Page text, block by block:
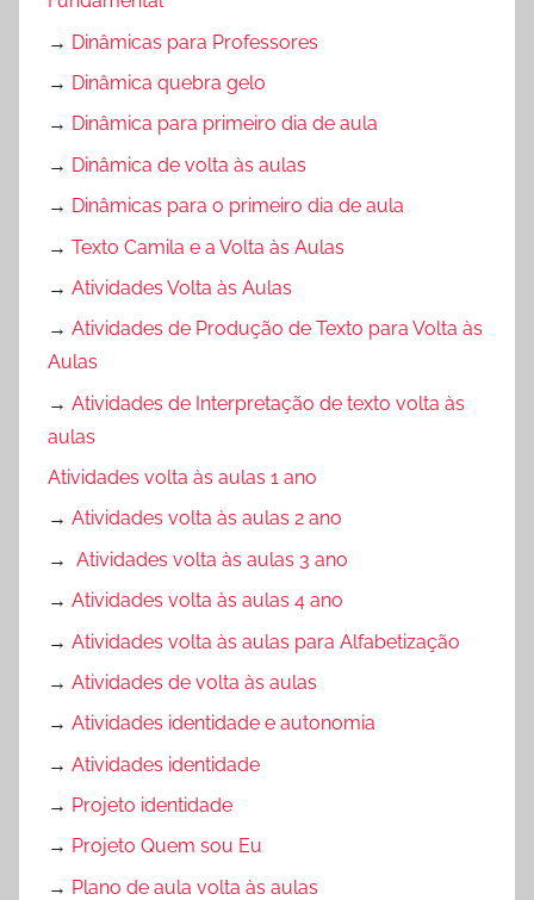
→ Dinâmicas para Professores
→ Dinâmica quebra gelo
→ Dinâmica para primeiro dia de aula
→ Dinâmica de volta às aulas
→ Dinâmicas para o primeiro dia de aula
→ Texto Camila e a Volta às Aulas
→ Atividades Volta às Aulas
→ Atividades de Produção de Texto para Volta às
Aulas
→ Atividades de Interpretação de texto volta às
aulas
Atividades volta às aulas 1 ano
→ Atividades volta às aulas 2 ano
→ Atividades volta às aulas 3 ano
→ Atividades volta às aulas 4 ano
→ Atividades volta às aulas para Alfabetização
→ Atividades de volta às aulas
→ Atividades identidade e autonomia
→ Atividades identidade
→ Projeto identidade
→ Projeto Quem sou Eu
→ Plano de aula volta às aulas